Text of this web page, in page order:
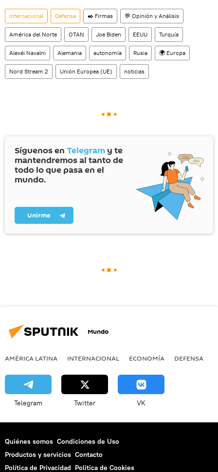
Internacional Defensa ✒️ Firmas 💬 Opinión y Análisis
América del Norte OTAN Joe Biden EEUU Turquía
Alexéi Navalni Alemania autonomía Rusia 🌍 Europa
Nord Stream 2 Unión Europea (UE) noticias
Síguenos en Telegram y te
mantendremos al tanto de
todo lo que pasa en el
mundo.
Unirme
Mundo
AMÉRICA LATINA INTERNACIONAL ECONOMÍA DEFENSA
Telegram Twitter VK
Quiénes somos Condiciones de Uso
Productos y servicios Contacto
Política de Privacidad Politica de Cookies